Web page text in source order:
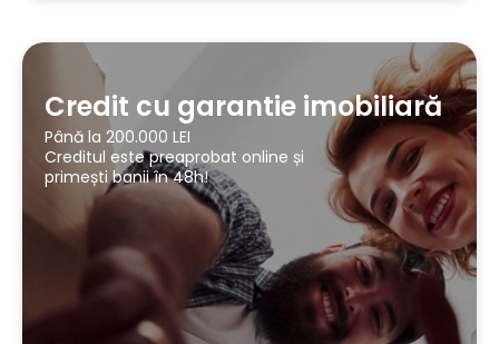
Credit cu garantie imobiliară
Până la 200.000 LEI
Creditul este preaprobat online și
primești banii în 48h!